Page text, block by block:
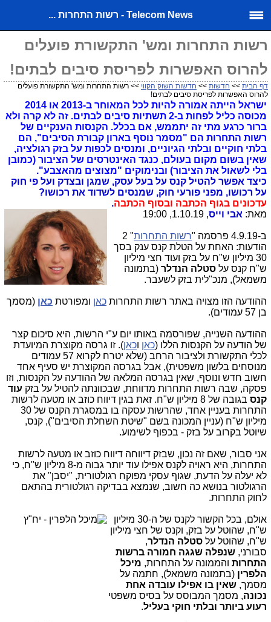
Telecom News - רשות התחרות ...
רשות התחרות ומש' התקשורת פועלים
להרוס האפשרות לפריסת סיבים לבתים!
דף הבית >> חדשות >> חדשות השוק הקווי >> רשות התחרות ומש' התקשורת פועלים
להרוס האפשרות לפריסת סיבים לבתים!
ישראל הייתה אמורה להיות לכל המאוחר ב-2013 או 2014
מכוסה כליל לפחות ב-2 תשתיות סיבים לבתים. זה לא קרה ולא
ברור כרגע מתי זה יתממש, אם בכלל. הקנסות הענקיים של
רשות התחרות הם "מסמר נוסף בארון קבורת הסיבים", הם
בלתי חוקיים ובלתי הגיוניים, ומנסים לכפות על בזק רגולציה,
שאין בשום מקום בעולם, כנגד האינטרסים של הציבור (כמובן
בלי לשאול את הציבור) ובנימוקים "מצוצים מהאצבע".
כיצד אפשר להטיל קנס על בעל עסק, שמגן ובצדק ועל פי חוק
על רכושו, מפני פורעי חוק, שמנסים לשדוד את רכושו?
עדכונים בגוף הכתבה ובסוף הכתבה.
מאת: אבי וייס, 1.10.19, 19:00
ב-4.9.19 פרסמה " רשות התחרות
" 2
הודעות: האחת על הטלת קנס ענק בסך
30 מיליון ש"ח על בזק ועוד חצי מיליון
ש"ח קנס על סטלה הנדלר (בתמונה
משמאל), מנכ"לית בזק לשעבר.
ההודעה הזו מצויה באתר רשות התחרות כאן ומפורטת כאן (מסמך
בן 57 עמודים).
ההודעה השנייה, שפורסמה באותו יום ע"י הרשות, היא סיכום קצר
של הודעה על הקנסות הללו (כאן וכאן). זו גרסה מקוצרת המיועדת
לכלי התקשורת ולציבור הרחב (שלא יטרח לקרוא 57 עמודים
מנוסחים בלשון משפטית), אבל בגרסה המקוצרת יש סעיף אחד
חשוב חדש ונוסף, שאין בגרסה המלאה של ההודעה על הקנסות, וזו
פסקה, שבה רשות התחרות מדווחת, שבכוונתה להטיל על בזק עוד
קנס
בגובה של 8 מיליון ש"ח. זאת בגין דיווח כוזב או מטעה לרשות
התחרות בעניין אחד, שהרשות עסקה בו במסגרת הקנס של 30
מיליון ש"ח (עניין המכונה בשם "שיטת השחלת הסיבים"), קנס,
שיוטל בקרוב על בזק - בכפוף לשימוע.
אני סבור, שאם זה נכון, שבזק דיווחה דיווח כוזב או מטעה לרשות
התחרות, היא ראויה לקנס אפילו עוד יותר גבוה מ-8 מיליון ש"ח, כי
לא יעלה על הדעת, שגוף עסקי מפוקח רגולטורית, "יסבן" את
הרגולטור בנושא כה חשוב, שנמצא בבדיקה רגולטורית בהתאם
לחוק התחרות.
אולם, בכל הקשור לקנס של ה-30 מיליון
ש"ח, שהוטל על בזק, וקנס של חצי מיליון
ש"ח, שהוטל על סטלה הנדלר,
סבורני, שנפלה שגגה חמורה ברשות
התחרות והממונה על התחרות, מיכל
הלפרין (בתמונה משמאל), חתמה על
מסמך, שאין בו אפילו עובדה אחת
נכונה, מסמך המבוסס על בסיס משפטי
רעוע ביותר ובלתי חוקי בעליל.